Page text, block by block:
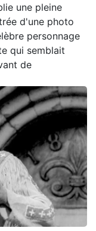
une pleine
d'une photo
personnage
qui semblait
de